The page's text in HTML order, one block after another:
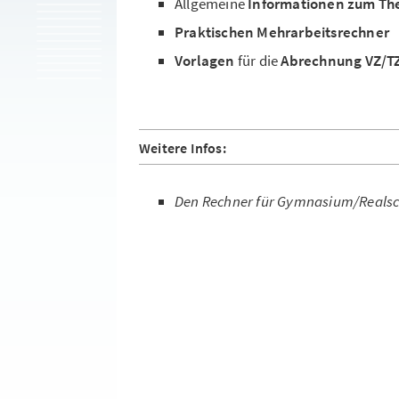
Praktischen Mehrarbeitsrechner
Vorlagen für dieAbrechnung VZ/
Weitere Infos:
Den Rechner für Gymnasium/